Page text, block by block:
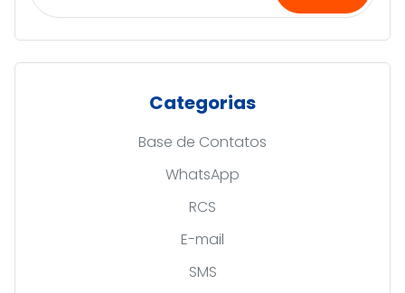
Categorias
Base de Contatos
WhatsApp
RCS
E-mail
SMS